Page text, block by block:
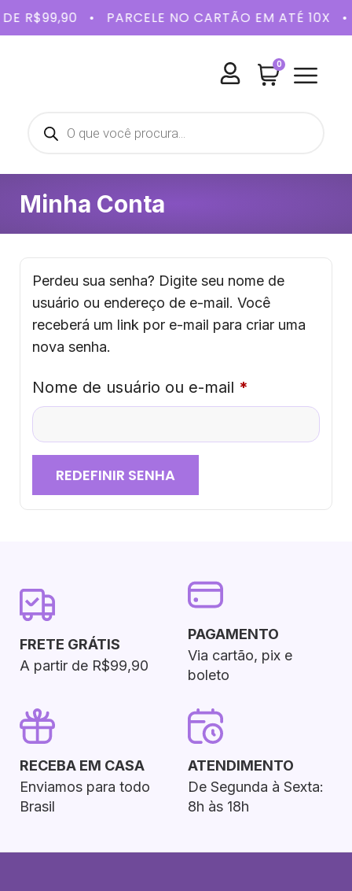
DE R$99,90 • PARCELE NO CARTÃO EM ATÉ
0
Minha Conta
Perdeu sua senha? Digite seu nome de
usuário ou endereço de e-mail. Você
receberá um link por e-mail para criar uma
nova senha.
Nome de usuário ou e-mail *
REDEFINIR SENHA
FRETE GRÁTIS
A partir de R$99,90
PAGAMENTO
Via cartão, pix e
boleto
RECEBA EM CASA
Enviamos para todo
Brasil
ATENDIMENTO
De Segunda à Sexta:
8h às 18h